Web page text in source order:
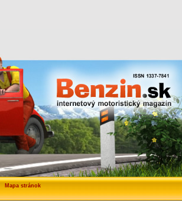
Mapa stránok